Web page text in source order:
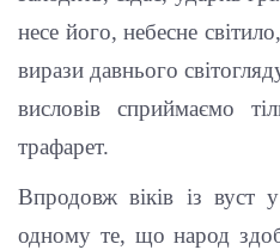
несе його, небесне
вирази давнього
висловів сприймаємо
трафарет.
Впродовж віків із вуст
одному те, що народ